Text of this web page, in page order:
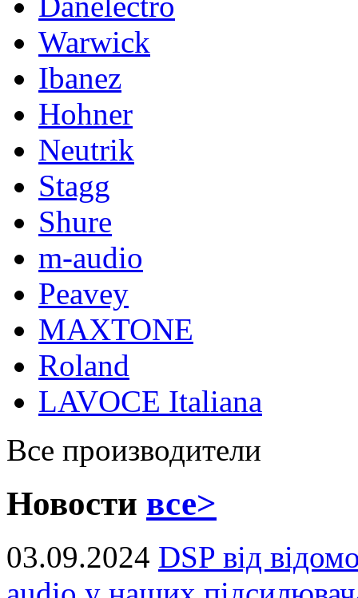
Warwick
Ibanez
Hohner
Neutrik
Stagg
Shure
m-audio
Peavey
MAXTONE
Roland
LAVOCE Italiana
Все производители
Новости все>
03.09.2024 DSP від